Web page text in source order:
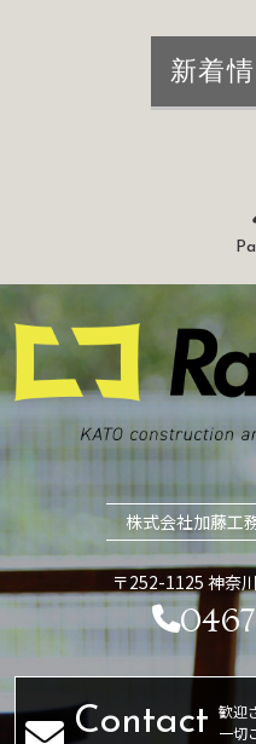
新着
株式会社加藤工
〒252-1125 神奈
歓迎
一切